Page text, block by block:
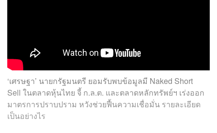
‘เศรษฐา’ นายกรัฐมนตรี ยอมรับพบข้อมูลมี Naked Short
Sell ในตลาดหุ้นไทย จี้ ก.ล.ต. และตลาดหลักทรัพย์ฯ เร่งออก
มาตรการปราบปราม หวังช่วยฟื้นความเชื่อมั่น รายละเอียด
เป็นอย่างไร